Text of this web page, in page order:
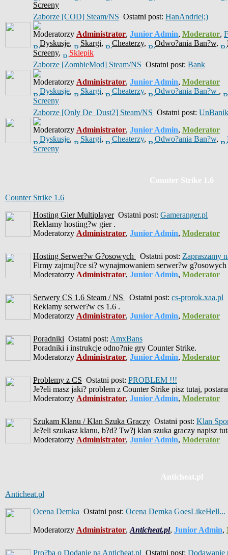
Screeny
Zaborze [COD] Steam/NS Ostatni post: HanAndriel;)
Moderatorzy Administrator, Junior Admin, Moderator,
Dyskusje, Skargi, Cheaterzy, Odwo?ania Ban?w,
Screeny,
Sklepik
Zaborze [ZombieMod] Steam/NS Ostatni post: Bank
Moderatorzy Administrator, Junior Admin, Moderator
Dyskusje, Skargi, Cheaterzy, Odwo?ania Ban?w ,
Screeny
Zaborze [Only De_Dust2] Steam/NS Ostatni post: UnBanik
Moderatorzy Administrator, Junior Admin, Moderator
Dyskusje, Skargi, Cheaterzy, Odwo?ania Ban?w,
Screeny
Counter Strike 1.6
Counter Strike 1.6
Hosting Gier MultiplayerOstatni post: Gameranger.pl
Reklamy hosting?w gier .
Moderatorzy Administrator, Junior Admin, Moderator
Hosting Serwer?w G?osowych Ostatni post: Zapraszamy
Firmy zajmuj?ce si? wynajmowaniem serwer?w g?osowych
Moderatorzy Administrator, Junior Admin, Moderator
Serwery CS 1.6 Steam / NS Ostatni post: cs-prorok.xaa.pl
Reklamy serwer?w cs 1.6 .
Moderatorzy Administrator, Junior Admin, Moderator
Poradniki Ostatni post: AmxBans
Poradniki i instrukcje odno?nie gry Counter Strike.
Moderatorzy Administrator, Junior Admin, Moderator
Problemy z CS Ostatni post: PROBLEM !!!
Je?eli masz jaki? problem z Counter Strike pisz tutaj,
Moderatorzy Administrator, Junior Admin, Moderator
Szukam Klanu / Klan Szuka Graczy Ostatni post: Klan
Je?eli szukasz klanu, b?d? Tw?j klan szuka graczy napisz
Moderatorzy Administrator, Junior Admin, Moderator
Anticheat.pl
Anticheat.pl
Ocena Demka Ostatni post: Ocena Demka GoesLikeHell...
Moderatorzy Administrator, Anticheat.pl, Junior Admin,
Pro?ba o Dodanie na Anticheat.pl Ostatni post: Dodawanie